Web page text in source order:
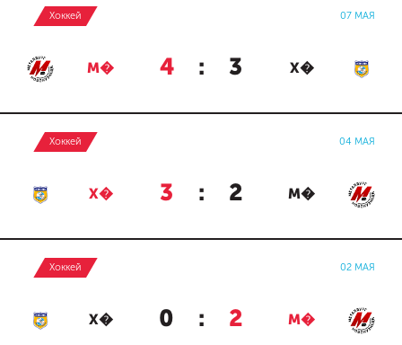
Хоккей 07 МАЯ
М� 4 : 3 Х�
Хоккей 04 МАЯ
Х� 3 : 2 М�
Хоккей 02 МАЯ
Х� 0 : 2 М�